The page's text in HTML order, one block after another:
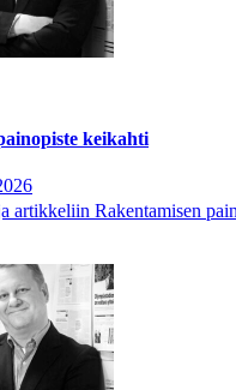
keikahti
artikkeliin Rakentamisen